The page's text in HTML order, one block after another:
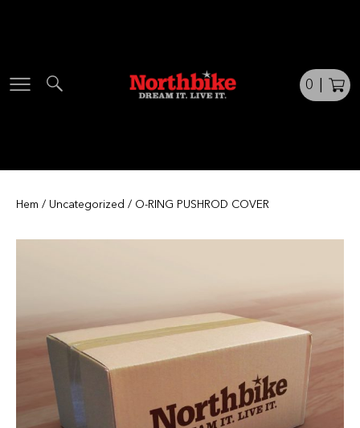
0
Hem / Uncategorized / O-RING PUSHROD COVER